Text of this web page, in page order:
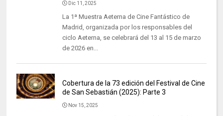
Dic 11, 2025
La 1ª Muestra Aeterna de Cine Fantástico de
Madrid, organizada por los responsables del
ciclo Aeterna, se celebrará del 13 al 15 de marzo
de 2026 en...
Cobertura de la 73 edición del Festival de Cine
de San Sebastián (2025): Parte 3
Nov 15, 2025